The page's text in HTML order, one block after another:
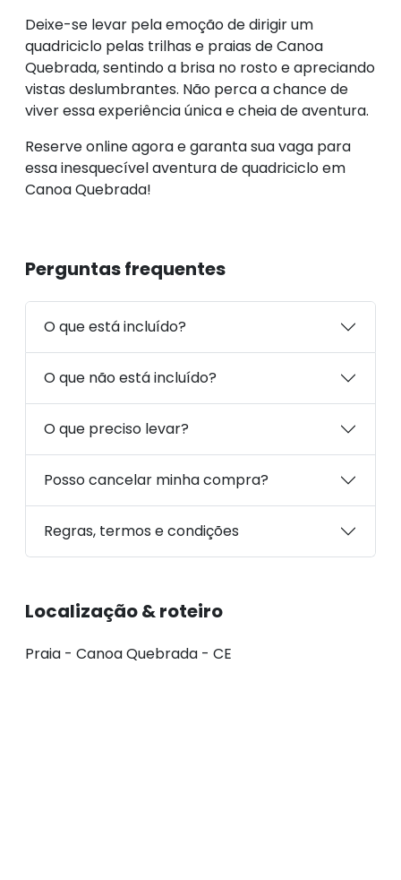
Deixe-se levar pela emoção de dirigir um
quadriciclo pelas trilhas e praias de Canoa
Quebrada, sentindo a brisa no rosto e apreciando
vistas deslumbrantes. Não perca a chance de
viver essa experiência única e cheia de aventura.
Reserve online agora e garanta sua vaga para
essa inesquecível aventura de quadriciclo em
Canoa Quebrada!
Perguntas frequentes
O que está incluído?
O que não está incluído?
O que preciso levar?
Posso cancelar minha compra?
Regras, termos e condições
Localização & roteiro
Praia - Canoa Quebrada - CE